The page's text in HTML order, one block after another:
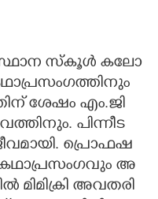
​സ്കൂ​ൾ​ ​ക​ലോ​
​ശേ​ഷം​ ​എം.​ജി​
​പി​ന്നീ​ട​
​പ്രൊ​ഫ​ഷ​
​ക​ഥാ​പ്ര​സം​ഗ​വും​ ​അ​
​മി​മി​ക്രി​ ​അ​വ​ത​രി​